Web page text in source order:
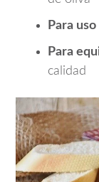
Para
Para
calidad